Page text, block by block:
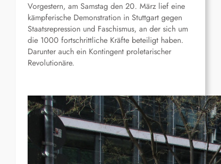
Vorgestern, am Samstag den 20. März lief eine
kämpferische Demonstration in Stuttgart gegen
Staatsrepression und Faschismus, an der sich um
die 1000 fortschrittliche Kräfte beteiligt haben.
Darunter auch ein Kontingent proletarischer
Revolutionäre.